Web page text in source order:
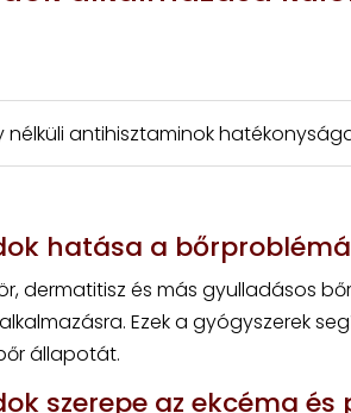
nélküli antihisztaminok
hatása a
dermatitisz és más gyulladásos
Ezek a gyógyszerek
állapotát.
szerepe az ekcéma